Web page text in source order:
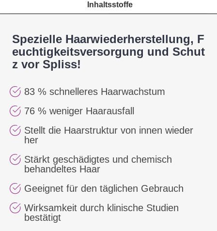
Inhaltsstoffe
Spezielle Haarwiederherstellung, F
euchtigkeitsversorgung und Schut
z vor Spliss!
83 % schnelleres Haarwachstum
76 % weniger Haarausfall
Stellt die Haarstruktur von innen wieder
her
Stärkt geschädigtes und chemisch
behandeltes Haar
Geeignet für den täglichen Gebrauch
Wirksamkeit durch klinische Studien
bestätigt